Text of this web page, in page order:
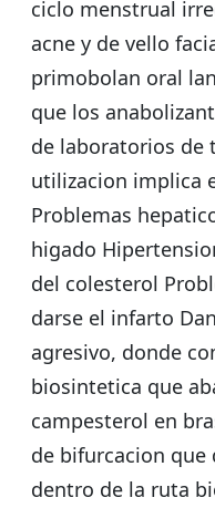
ciclo menstrual
acne y de vello
primobolan oral
que los
de laboratorios de
utilizacion implica
Problemas
higado
del colesterol
darse el infarto
agresivo, donde
biosintetica que
campesterol en
de bifurcacion que
dentro de la ruta